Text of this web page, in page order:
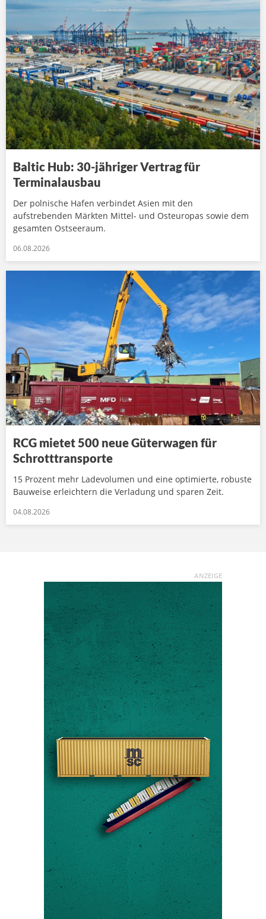
Baltic Hub: 30-jähriger Vertrag für
Terminalausbau
Der polnische Hafen verbindet Asien mit den
aufstrebenden Märkten Mittel- und Osteuropas sowie dem
gesamten Ostseeraum.
06.08.2026
RCG mietet 500 neue Güterwagen für
Schrotttransporte
15 Prozent mehr Ladevolumen und eine optimierte, robuste
Bauweise erleichtern die Verladung und sparen Zeit.
04.08.2026
ANZEIGE